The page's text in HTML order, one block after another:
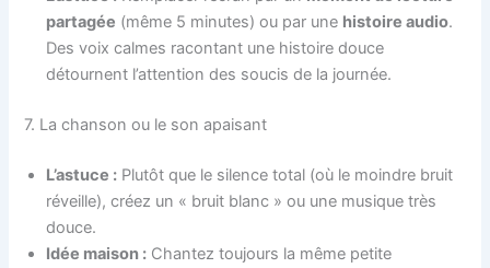
partagée (même 5 minutes) ou par une histoire audio.
Des voix calmes racontant une histoire douce
détournent l’attention des soucis de la journée.
7. La chanson ou le son apaisant
L’astuce : Plutôt que le silence total (où le moindre bruit
réveille), créez un « bruit blanc » ou une musique très
douce.
Idée maison : Chantez toujours la même petite